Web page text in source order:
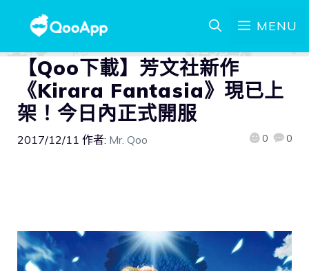
MENU
【Qoo下載】芳文社新作
《Kirara Fantasia》現已上
架！今日內正式開服
2017/12/11 作者: Mr. Qoo 0 0